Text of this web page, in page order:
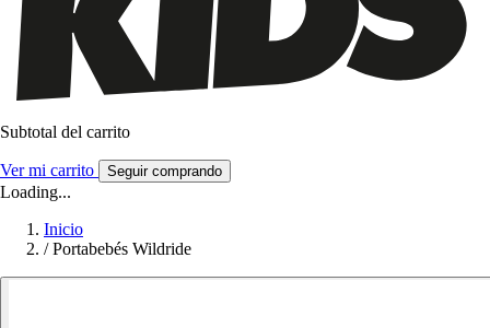
Subtotal del carrito
Ver mi carrito Seguir comprando
Loading...
Inicio
/ Portabebés Wildride